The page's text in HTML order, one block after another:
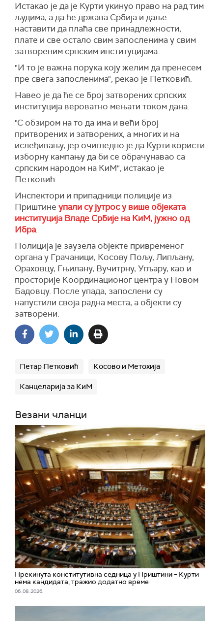
Истакао је да је Курти укинуо право на рад тим
људима, а да ће држава Србија и даље
наставити да плаћа све принадлежности,
плате и све остало свим запосленима у свим
затвореним српским институцијама.
"И то је важна порука коју желим да пренесем
пре свега запосленима", рекао је Петковић.
Навео је да ће се број затворених српских
институција вероватно мењати током дана.
"С обзиром на то да има и већи број
притворених и затворених, а многих и на
ислеђивању, јер очигледно је да Курти користи
изборну кампању да би се обрачунавао са
српским народом на КиМ", истакао је
Петковић.
Инспектори и припадници полиције из
Приштине упали су јутрос у више објеката
институција Владе Србије на КиМ, јужно од
Ибра.
Полиција је заузела објекте привременог
органа у Грачаници, Косову Пољу, Липљану,
Ораховцу, Гњилану, Вучитрну, Угљару, као и
просторије Координационог центра у Новом
Бадовцу. После упада, запослени су
напустили своја радна места, а објекти су
затворени.
Петар Петковић Косово и Метохија
Канцеларија за КиМ
Везани чланци
Прекинута конститутивна седница у Приштини – Курти
нема кандидата, тражио додатно време
06. 08. 2026.